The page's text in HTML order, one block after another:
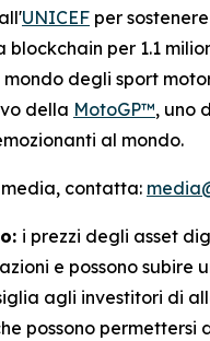
UNICEF per sostenere
per 1.1
mondo degli sport
della MotoGP™, uno
al mondo.
contatta:
i prezzi degli asset
e possono subire
agli investitori di
possono permettersi